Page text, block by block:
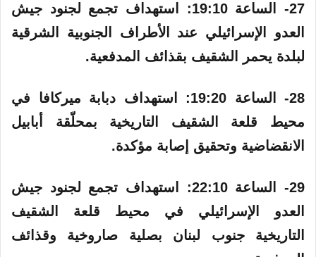
27- الساعة 19:10: استهداف تجمع لجنود جيش
العدو الإسرائيلي عند الأطراف الجنوبية الشرقية
لبلدة يحمر الشقيف بقذائف المدفعية.
28- الساعة 19:20: استهداف دبابة ميركافا في
محيط قلعة الشقيف التاريخية بمحلّقة أبابيل
الانقضاضية وتحقيق إصابة مؤكدة.
29- الساعة 22:10:‏ استهداف تجمع لجنود جيش
العدو الإسرائيلي في محيط قلعة الشقيف
التاريخية جنوب لبنان بصلية صاروخية وقذائف